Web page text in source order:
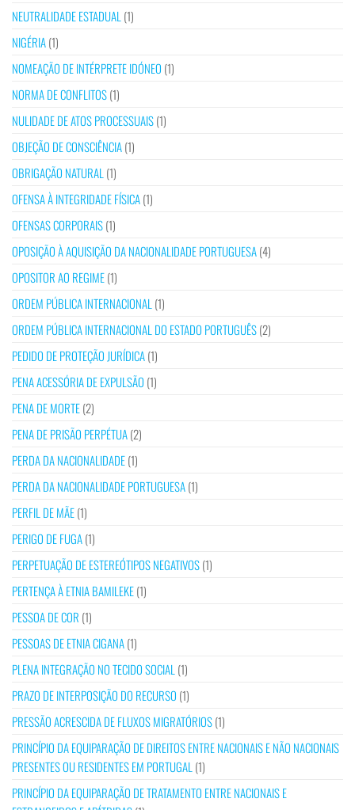
NEUTRALIDADE ESTADUAL (1)
NIGÉRIA(1)
NOMEAÇÃO DE INTÉRPRETE IDÓNEO (1)
NORMA DE CONFLITOS(1)
NULIDADE DE ATOS PROCESSUAIS(1)
OBJEÇÃO DE CONSCIÊNCIA(1)
OBRIGAÇÃO NATURAL (1)
OFENSA À INTEGRIDADE FÍSICA(1)
OFENSAS CORPORAIS(1)
OPOSIÇÃO À AQUISIÇÃO DA NACIONALIDADE PORTUGUESA(4)
OPOSITOR AO REGIME(1)
ORDEM PÚBLICA INTERNACIONAL (1)
ORDEM PÚBLICA INTERNACIONAL DO ESTADO PORTUGUÊS(2)
PEDIDO DE PROTEÇÃO JURÍDICA(1)
PENA ACESSÓRIA DE EXPULSÃO (1)
PENA DE MORTE(2)
PENA DE PRISÃO PERPÉTUA(2)
PERDA DA NACIONALIDADE(1)
PERDA DA NACIONALIDADE PORTUGUESA(1)
PERFIL DE MÃE(1)
PERIGO DE FUGA(1)
PERPETUAÇÃO DE ESTEREÓTIPOS NEGATIVOS(1)
PERTENÇA À ETNIA BAMILEKE(1)
PESSOA DE COR (1)
PESSOAS DE ETNIA CIGANA(1)
PLENA INTEGRAÇÃO NO TECIDO SOCIAL (1)
PRAZO DE INTERPOSIÇÃO DO RECURSO (1)
PRESSÃO ACRESCIDA DE FLUXOS MIGRATÓRIOS(1)
PRINCÍPIO DA EQUIPARAÇÃO DE DIREITOS ENTRE NACIONAIS E NÃO NACIONAIS
PRESENTES OU RESIDENTES EM PORTUGAL (1)
PRINCÍPIO DA EQUIPARAÇÃO DE TRATAMENTO ENTRE NACIONAIS E